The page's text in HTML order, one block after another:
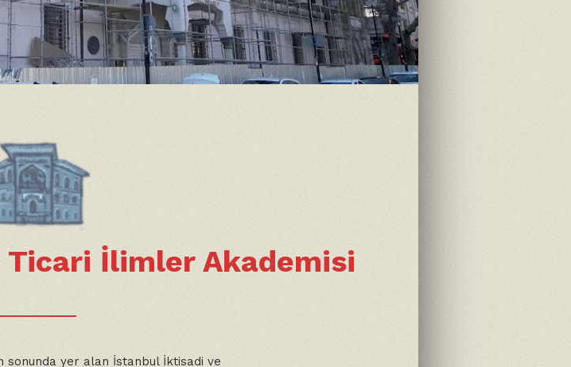
İlimler Akademisi
sonunda yer alan İstanbul İktisadi ve